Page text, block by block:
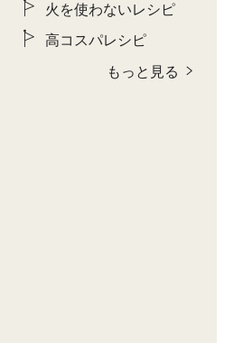
火を使わないレシピ
高コスパレシピ
もっと見る